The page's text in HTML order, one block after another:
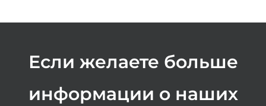
Если желаете больше
информации о наших